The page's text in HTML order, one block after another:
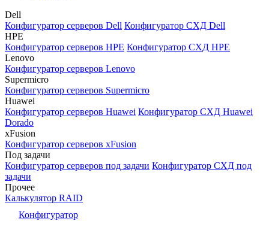
Dell
Конфигуратор серверов Dell Конфигуратор СХД Dell
HPE
Конфигуратор серверов HPE Конфигуратор СХД HPE
Lenovo
Конфигуратор серверов Lenovo
Supermicro
Конфигуратор серверов Supermicro
Huawei
Конфигуратор серверов Huawei Конфигуратор СХД Huawei
Dorado
xFusion
Конфигуратор серверов xFusion
Под задачи
Конфигуратор серверов под задачи Конфигуратор СХД под
задачи
Прочее
Калькулятор RAID
Конфигуратор